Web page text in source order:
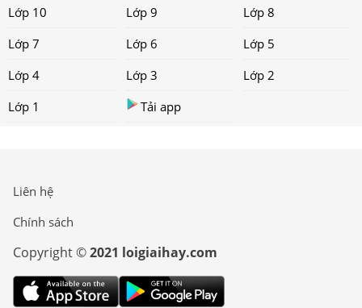
Lớp 10
Lớp 9
Lớp 8
Lớp 7
Lớp 6
Lớp 5
Lớp 4
Lớp 3
Lớp 2
Lớp 1
Tải app
Liên hệ
Chính sách
Copyright ©2021 loigiaihay.com